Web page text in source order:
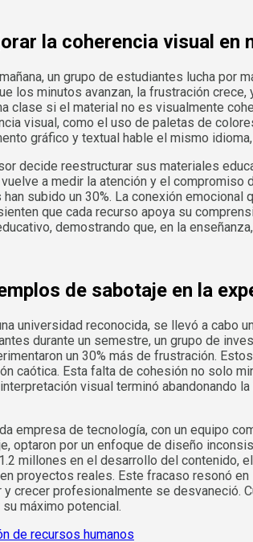
la coherencia visual en
un grupo de estudiantes lucha
los minutos avanzan, la frustración
clase si el material no es visualmente
visual, como el uso de paletas de
gráfico y textual hable el mismo
decide reestructurar sus materiales
a medir la atención y el
subido un 30%. La conexión
que cada recurso apoya su
demostrando que, en la
de sabotaje en la
universidad reconocida, se llevó a
durante un semestre, un grupo de
un 30% más de frustración.
caótica. Esta falta de cohesión no solo
visual terminó abandonando
empresa de tecnología, con un equipo
optaron por un enfoque de diseño
millones en el desarrollo del
proyectos reales. Este fracaso resonó
crecer profesionalmente se desvaneció.
máximo potencial.